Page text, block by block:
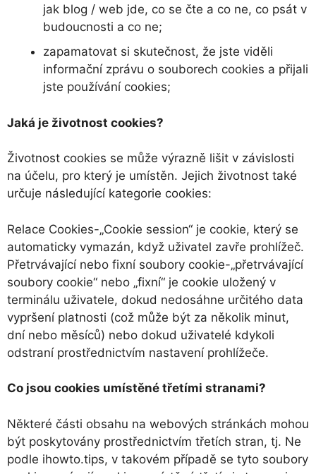
jak blog / web jde, co se čte a co ne, co psát v
budoucnosti a co ne;
zapamatovat si skutečnost, že jste viděli
informační zprávu o souborech cookies a přijali
jste používání cookies;
Jaká je životnost cookies?
Životnost cookies se může výrazně lišit v závislosti
na účelu, pro který je umístěn. Jejich životnost také
určuje následující kategorie cookies:
Relace Cookies-„Cookie session“ je cookie, který se
automaticky vymazán, když uživatel zavře prohlížeč.
Přetrvávající nebo fixní soubory cookie-„přetrvávající
soubory cookie“ nebo „fixní“ je cookie uložený v
terminálu uživatele, dokud nedosáhne určitého data
vypršení platnosti (což může být za několik minut,
dní nebo měsíců) nebo dokud uživatelé kdykoli
odstraní prostřednictvím nastavení prohlížeče.
Co jsou cookies umístěné třetími stranami?
Některé části obsahu na webových stránkách mohou
být poskytovány prostřednictvím třetích stran, tj. Ne
podle ihowto.tips, v takovém případě se tyto soubory